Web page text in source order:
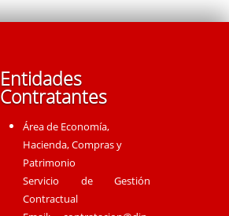
Entidades
Contratantes
Área de Economía,
Hacienda, Compras y
Patrimonio
Servicio de Gestión
Contractual